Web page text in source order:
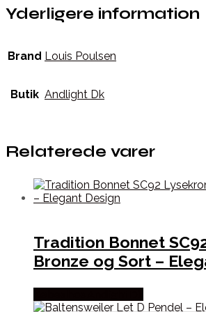
Yderligere information
Brand Louis Poulsen
Butik Andlight Dk
Relaterede varer
Tradition Bonnet
Bronze og Sort –